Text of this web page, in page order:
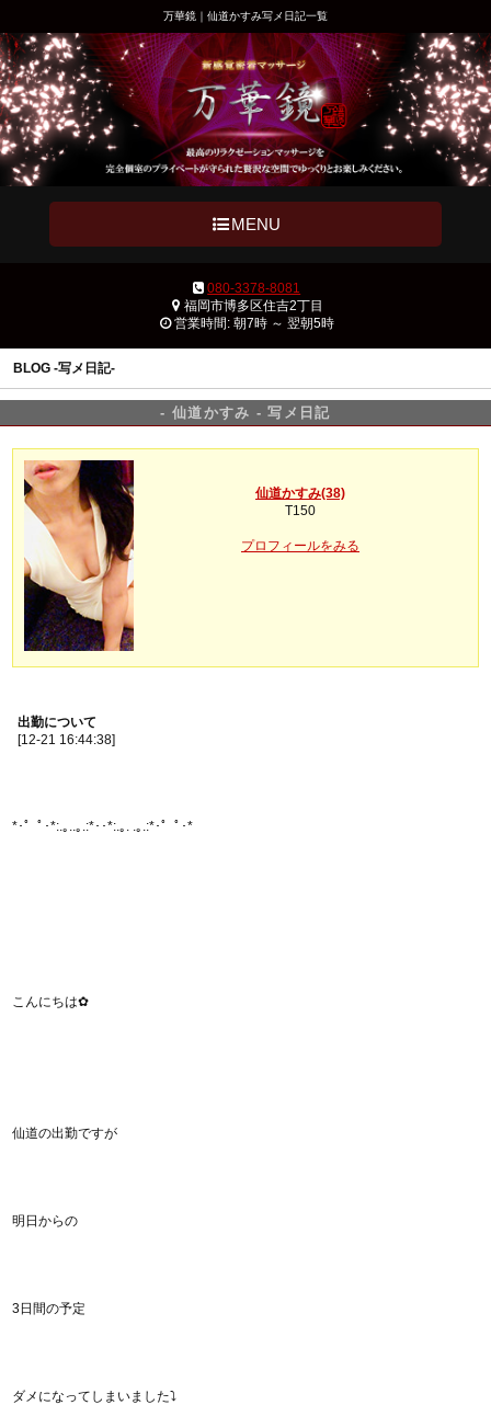
万華鏡｜仙道かすみ写メ日記一覧
MENU
080-3378-8081
福岡市博多区住吉2丁目
営業時間: 朝7時 ～ 翌朝5時
BLOG -写メ日記-
- 仙道かすみ - 写メ日記
仙道かすみ(38)
T150
プロフィールをみる
出勤について
[12-21 16:44:38]
*･゜ﾟ･*:.｡..｡.:*･･*:.｡. .｡.:*･゜ﾟ･*
こんにちは✿
仙道の出勤ですが
明日からの
3日間の予定
ダメになってしまいました⤵︎